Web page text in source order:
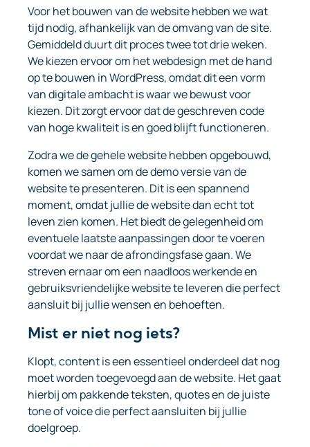
Voor het bouwen van de website hebben we wat
tijd nodig, afhankelijk van de omvang van de site.
Gemiddeld duurt dit proces twee tot drie weken.
We kiezen ervoor om het webdesign met de hand
op te bouwen in WordPress, omdat dit een vorm
van digitale ambacht is waar we bewust voor
kiezen. Dit zorgt ervoor dat de geschreven code
van hoge kwaliteit is en goed blijft functioneren.
Zodra we de gehele website hebben opgebouwd,
komen we samen om de demo versie van de
website te presenteren. Dit is een spannend
moment, omdat jullie de website dan echt tot
leven zien komen. Het biedt de gelegenheid om
eventuele laatste aanpassingen door te voeren
voordat we naar de afrondingsfase gaan. We
streven ernaar om een naadloos werkende en
gebruiksvriendelijke website te leveren die perfect
aansluit bij jullie wensen en behoeften.
Mist er niet nog iets?
Klopt, content is een essentieel onderdeel dat nog
moet worden toegevoegd aan de website. Het gaat
hierbij om pakkende teksten, quotes en de juiste
tone of voice die perfect aansluiten bij jullie
doelgroep.